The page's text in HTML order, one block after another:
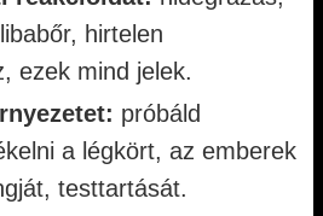
hirtelen
ezek mind jelek.
próbáld
a légkört, az emberek
testtartását.